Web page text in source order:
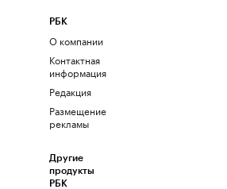
РБК
О компании
Контактная
информация
Редакция
Размещение
рекламы
Другие
продукты
РБК